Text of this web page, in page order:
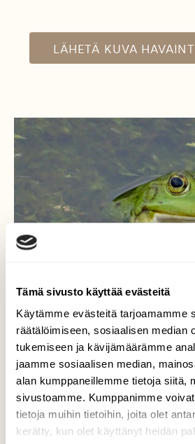
Tämä sivusto käyttää evästeitä
Käytämme evästeitä tarjoamamme
räätälöimiseen, sosiaalisen median
tukemiseen ja kävijämäärämme
jaamme sosiaalisen median,
alan kumppaneillemme tietoja siitä,
sivustoamme. Kumppanimme
tietoja muihin tietoihin, joita olet
kerätty, kun olet käyttänyt heidän
LÄHETÄ KUVA
Saku-
Hätiäkös tässä, tuumii